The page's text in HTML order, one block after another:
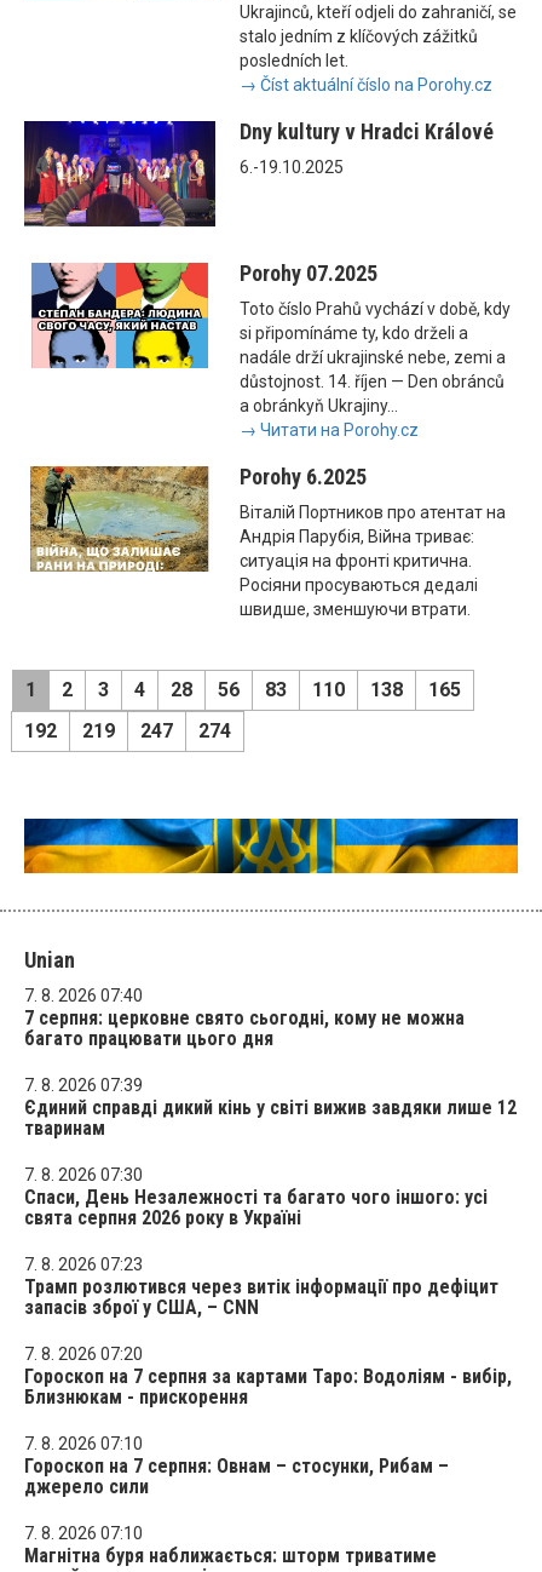
Ukrajinců, kteří odjeli do zahraničí, se
stalo jedním z klíčových zážitků
posledních let.
→ Číst aktuální číslo na Porohy.cz
Dny kultury v Hradci Králové
6.-19.10.2025
Porohy 07.2025
Toto číslo Prahů vychází v době, kdy
si připomínáme ty, kdo drželi a
nadále drží ukrajinské nebe, zemi a
důstojnost. 14. říjen — Den obránců
a obránkyň Ukrajiny...
→ Читати на Porohy.cz
Porohy 6.2025
Віталій Портников про атентат на
Андрія Парубія, Війна триває:
ситуація на фронті критична.
Росіяни просуваються дедалі
швидше, зменшуючи втрати.
1 2 3 4 28 56 83 110 138
165
192
219 247 274
Unian
7. 8. 2026 07:40
7 серпня: церковне свято сьогодні, кому не можна
багато працювати цього дня
7. 8. 2026 07:39
Єдиний справді дикий кінь у світі вижив завдяки лише 12
тваринам
7. 8. 2026 07:30
Спаси, День Незалежності та багато чого іншого: усі
свята серпня 2026 року в Україні
7. 8. 2026 07:23
Трамп розлютився через витік інформації про дефіцит
запасів зброї у США, – CNN
7. 8. 2026 07:20
Гороскоп на 7 серпня за картами Таро: Водоліям - вибір,
Близнюкам - прискорення
7. 8. 2026 07:10
Гороскоп на 7 серпня: Овнам – стосунки, Рибам –
джерело сили
7. 8. 2026 07:10
Магнітна буря наближається: шторм триватиме